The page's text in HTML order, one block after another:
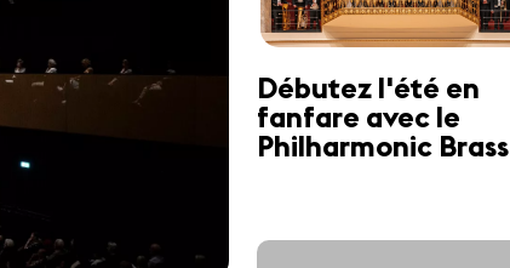
Débutez l'été en
fanfare avec le
Philharmonic Brass